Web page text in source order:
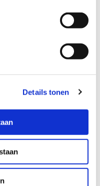
Details tonen
doen. Dat doe je dus